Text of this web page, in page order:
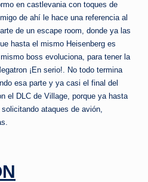
en castlevania con toques de
de ahí le hace una referencia al
de un escape room, donde ya las
hasta el mismo Heisenberg es
boss evoluciona, para tener la
¡En serio!. No todo termina
esa parte y ya casi el final del
el DLC de Village, porque ya hasta
ataques de avión,